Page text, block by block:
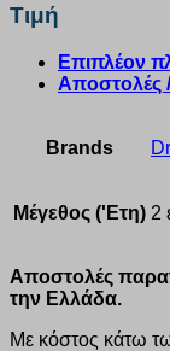
Τιμή
Επιπλέον
Αποστολές
Brands
Μέγεθος ('Ετη) 2
Αποστολές
την Ελλάδα.
Με κόστος κάτω